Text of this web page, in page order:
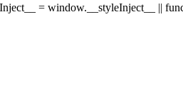
= window.__styleInject__ ||